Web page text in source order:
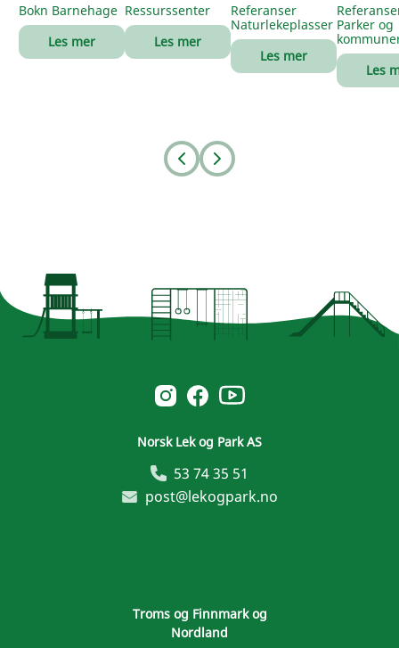
Bokn Barnehage
Les mer
Ressurssenter
Les mer
Referanser
Naturlekeplasser
Les mer
Parker og
Les
Prev Next
Norsk Leg & Park instagram
Norsk Leg & Park facebook
Norsk Leg & Park youtube
Norsk Lek og Park AS
53 74 35 51
post@lekogpark.no
Troms og Finnmark og
Nordland